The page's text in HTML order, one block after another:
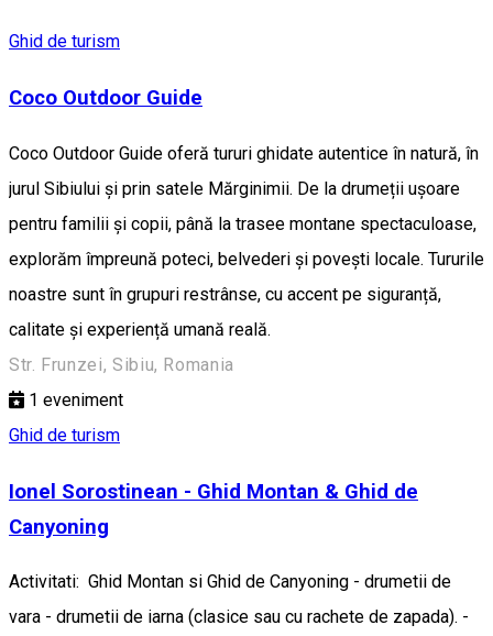
Ghid de turism
Coco Outdoor Guide
Coco Outdoor Guide oferă tururi ghidate autentice în natură, în
jurul Sibiului și prin satele Mărginimii. De la drumeții ușoare
pentru familii și copii, până la trasee montane spectaculoase,
explorăm împreună poteci, belvederi și povești locale. Tururile
noastre sunt în grupuri restrânse, cu accent pe siguranță,
calitate și experiență umană reală.
Str. Frunzei, Sibiu, Romania
1 eveniment
Ghid de turism
Ionel Sorostinean - Ghid Montan & Ghid de
Canyoning
Activitati: Ghid Montan si Ghid de Canyoning - drumetii de
vara - drumetii de iarna (clasice sau cu rachete de zapada). -